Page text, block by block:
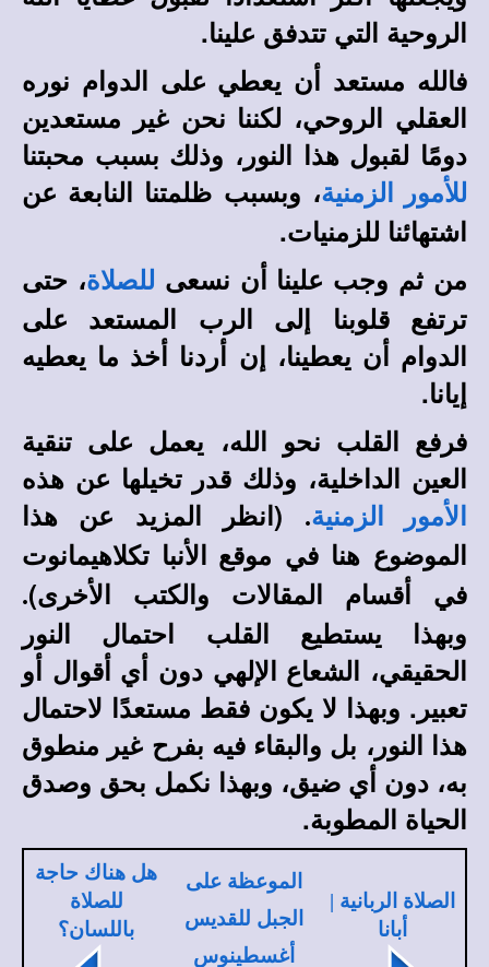
الروحية التي تتدفق علينا.
فالله مستعد أن يعطي على الدوام نوره
العقلي الروحي، لكننا نحن غير مستعدين
دومًا لقبول هذا النور، وذلك بسبب محبتنا
للأمور الزمنية، وبسبب ظلمتنا النابعة عن
اشتهائنا للزمنيات.
من ثم وجب علينا أن نسعى للصلاة، حتى
ترتفع قلوبنا إلى الرب المستعد على
الدوام أن يعطينا، إن أردنا أخذ ما يعطيه
إيانا.
فرفع القلب نحو الله، يعمل على تنقية
العين الداخلية، وذلك قدر تخيلها عن هذه
الأمور الزمنية.
(انظر المزيد عن هذا
الموضوع هنا في موقع الأنبا تكلاهيمانوت
في أقسام المقالات والكتب الأخرى).
وبهذا يستطيع القلب احتمال النور
الحقيقي، الشعاع الإلهي دون أي أقوال أو
تعبير. وبهذا لا يكون فقط مستعدًا لاحتمال
هذا النور، بل والبقاء فيه بفرح غير منطوق
به، دون أي ضيق، وبهذا نكمل بحق وصدق
الحياة المطوبة.
الصلاة الربانية |
أبانا
الموعظة على
الجبل للقديس
أغسطينوس
هل هناك حاجة
للصلاة
باللسان؟